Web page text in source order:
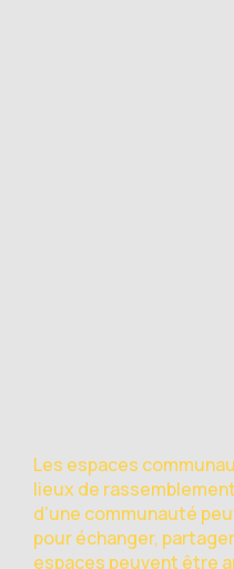
Les espaces
lieux de
d’une communauté
pour échanger,
espaces peuvent être